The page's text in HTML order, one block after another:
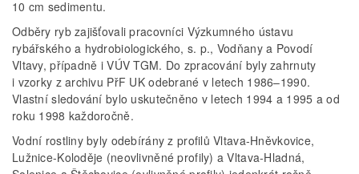
10 cm sedimentu.
Odběry ryb zajišťovali pracovníci Výzkumného ústavu
rybářského a hydrobiologického, s. p., Vodňany a Povodí
Vltavy, případně i VÚV TGM. Do zpracování byly zahrnuty
i vzorky z archivu PřF UK odebrané v letech 1986–1990.
Vlastní sledování bylo uskutečněno v letech 1994 a 1995 a od
roku 1998 každoročně.
Vodní rostliny byly odebírány z profilů Vltava-Hněvkovice,
Lužnice-Koloděje (neovlivněné profily) a Vltava-Hladná,